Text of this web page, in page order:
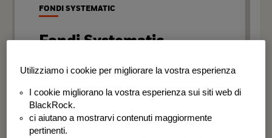
FONDI SYSTEMATIC
Fondi Systematic
Strategie quantitative basate sui dati
disciplinato e coerente nel tempo.
BSF Systematic World Equity Fund
Utilizziamo i cookie per migliorare la vostra esperienza
I cookie migliorano la vostra esperienza sui siti web di
BlackRock.
ci aiutano a mostrarvi contenuti maggiormente
pertinenti.